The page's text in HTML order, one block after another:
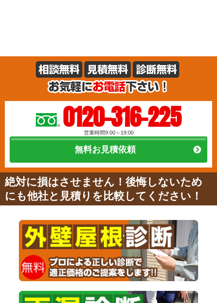
0120-316-225
営業時間9:00～19:00
無料お見積依頼
絶対に損はさせません！後悔しないため
にも他社と見積りを比較してください！